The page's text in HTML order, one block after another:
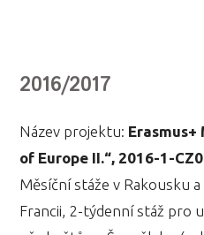
2016/2017
Název projektu:
of Europe II.“, 2016-1-
Měsíční stáže v Rakousku
Francii, 2-týdenní stáž pro